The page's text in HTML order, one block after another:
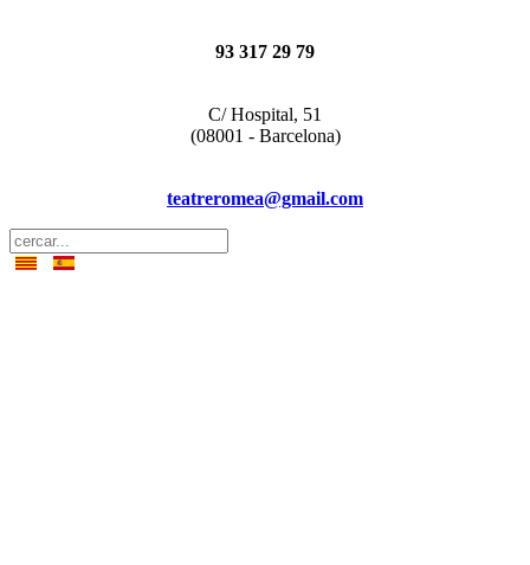
93 317 29 79
C/ Hospital, 51
(08001 - Barcelona)
teatreromea@gmail.com